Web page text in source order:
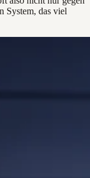
System, das viel